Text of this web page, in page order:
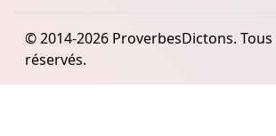
© 2014-2026 ProverbesDictons.
réservés.